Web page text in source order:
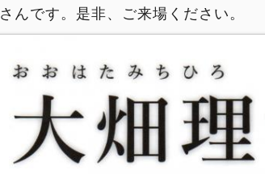
さんです。是非、ご来場ください。